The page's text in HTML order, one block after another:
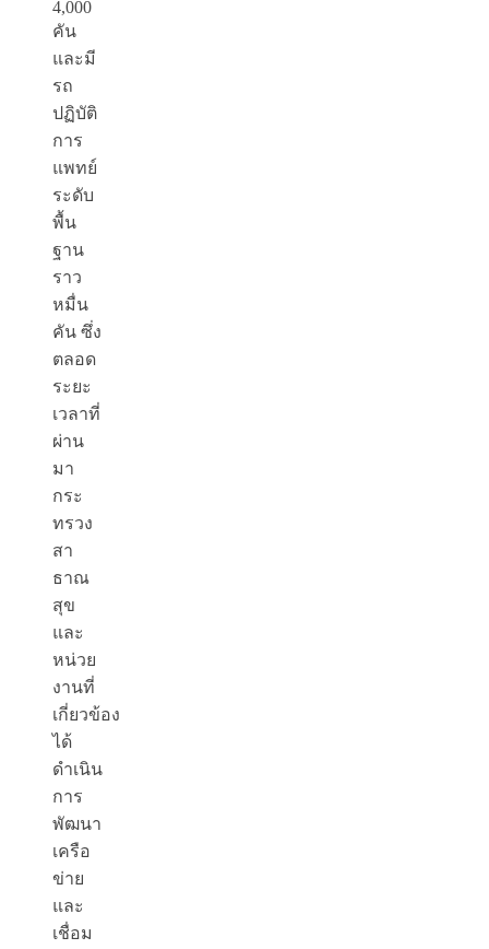
4,000
คัน
และมี
รถ
ปฏิบัติ
การ
แพทย์
ระดับ
พื้น
ฐาน
ราว
หมื่น
คัน ซึ่ง
ตลอด
ระยะ
เวลาที่
ผ่าน
มา
กระ
ทรวง
สา
ธาณ
สุข
และ
หน่วย
งานที่
เกี่ยวข้อง
ได้
ดำเนิน
การ
พัฒนา
เครือ
ข่าย
และ
เชื่อม